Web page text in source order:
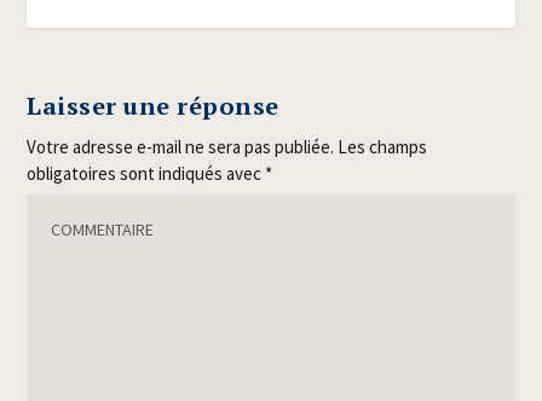
Laisser une réponse
Votre adresse e-mail ne sera pas publiée. Les champs
obligatoires sont indiqués avec *